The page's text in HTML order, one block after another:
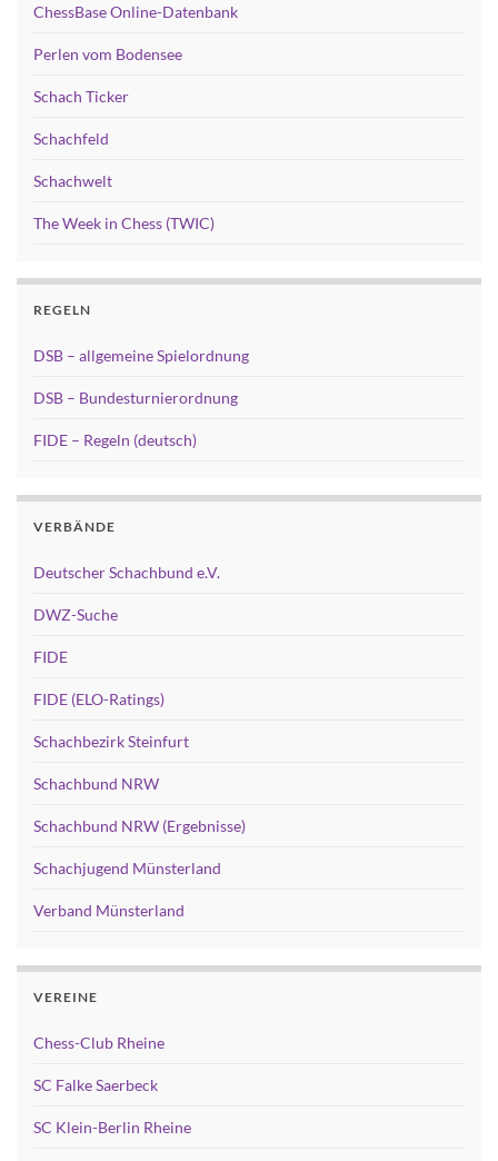
ChessBase Online-Datenbank
Perlen vom Bodensee
Schach Ticker
Schachfeld
Schachwelt
The Week in Chess (TWIC)
REGELN
DSB – allgemeine Spielordnung
DSB – Bundesturnierordnung
FIDE – Regeln (deutsch)
VERBÄNDE
Deutscher Schachbund e.V.
DWZ-Suche
FIDE
FIDE (ELO-Ratings)
Schachbezirk Steinfurt
Schachbund NRW
Schachbund NRW (Ergebnisse)
Schachjugend Münsterland
Verband Münsterland
VEREINE
Chess-Club Rheine
SC Falke Saerbeck
SC Klein-Berlin Rheine